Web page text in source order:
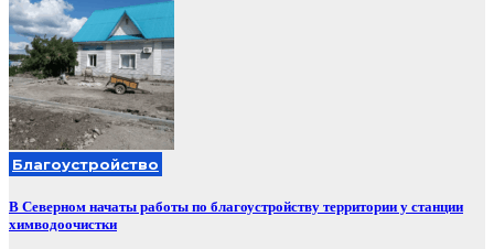
Благоустройство
В Северном начаты работы по благоустройству территории у станции
химводоочистки